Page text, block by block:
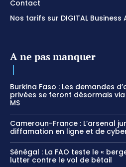
Contact
Nos tarifs sur DIGITAL Business
A ne pas manquer
Burkina Faso : Les demandes
privées se feront désormais via
MS
Cameroun-France : L’arsenal
diffamation en ligne et de
Sénégal : La FAO teste le «
lutter contre le vol de bétail